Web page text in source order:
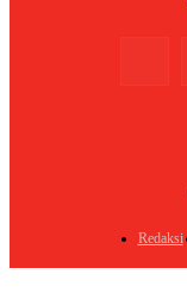
Redaksi